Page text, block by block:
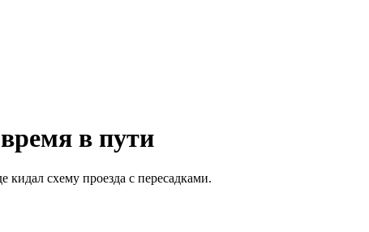
в пути
кидал схему проезда с пересадками.